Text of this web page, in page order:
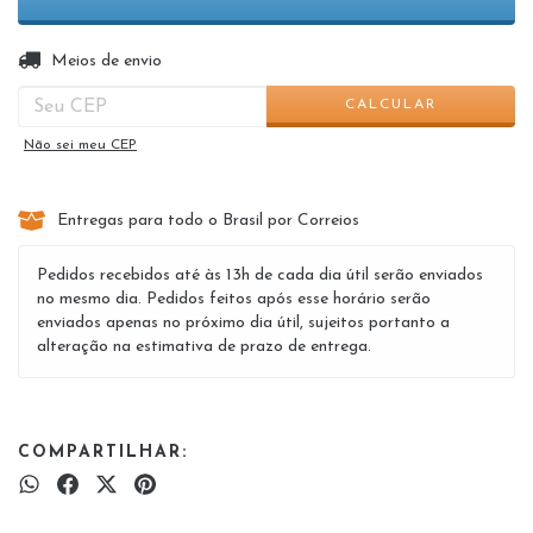
Entregas para o CEP:
Meios de envio
CALCULAR
Não sei meu CEP
Entregas para todo o Brasil por Correios
Pedidos recebidos até às 13h de cada dia útil serão enviados
no mesmo dia. Pedidos feitos após esse horário serão
enviados apenas no próximo dia útil, sujeitos portanto a
alteração na estimativa de prazo de entrega.
COMPARTILHAR: